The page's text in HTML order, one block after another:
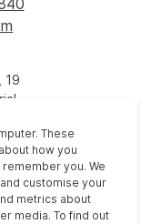
19
These
how you
you. We
customise your
metrics about
media. To find out